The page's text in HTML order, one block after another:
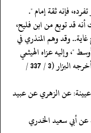
فإنه ثقة إمام ".
وقد وهم المنذري في
"، وإليه عزاه الهيثمي
‏‏‏‏. الثاني: صالح بن أبي الأخضر عن الزهري به. أخرجه البزار (3 / 337 /
عن الزهري عن عبيد
أبي سعيد الخدري